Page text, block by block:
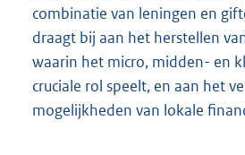
combinatie van leningen en
draagt bij aan het herstellen
waarin het micro, midden- en
cruciale rol speelt, en aan het
mogelijkheden van lokale